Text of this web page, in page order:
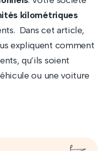
kilométriques
Dans cet article,
expliquent comment
qu’ils soient
ou une voiture